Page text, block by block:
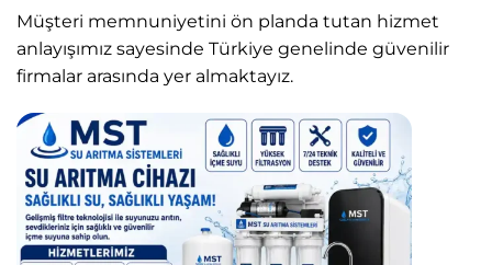
Müşteri memnuniyetini ön planda tutan hizmet
anlayışımız sayesinde Türkiye genelinde güvenilir
firmalar arasında yer almaktayız.